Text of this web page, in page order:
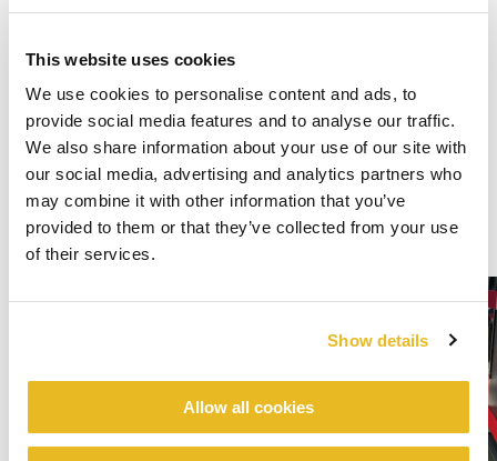
This website uses cookies
We use cookies to personalise content and ads, to
provide social media features and to analyse our traffic.
We also share information about your use of our site with
our social media, advertising and analytics partners who
may combine it with other information that you’ve
provided to them or that they’ve collected from your use
of their services.
Show details
Allow all cookies